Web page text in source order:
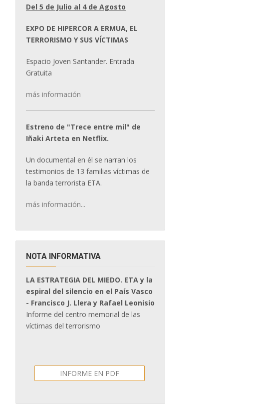
Del 5 de Julio al 4 de Agosto
EXPO DE HIPERCOR A ERMUA, EL
TERRORISMO Y SUS VÍCTIMAS
Espacio Joven Santander. Entrada
Gratuita
más información
Estreno de "Trece entre mil" de
Iñaki Arteta en Netflix.
Un documental en él se narran los
testimonios de 13 familias víctimas de
la banda terrorista ETA.
más información...
NOTA INFORMATIVA
LA ESTRATEGIA DEL MIEDO. ETA y la
espiral del silencio en el País Vasco
- Francisco J. Llera y Rafael Leonisio
Informe del centro memorial de las
víctimas del terrorismo
INFORME EN PDF